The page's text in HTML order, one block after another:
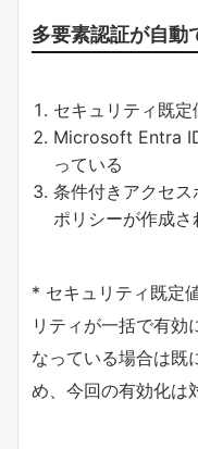
多要素認証が自動
セキュリティ既
Microsoft Entra
っている
条件付きアクセ
ポリシーが作成さ
* セキュリティ既定
リティが一括で有効
なっている場合は既
め、今回の有効化は